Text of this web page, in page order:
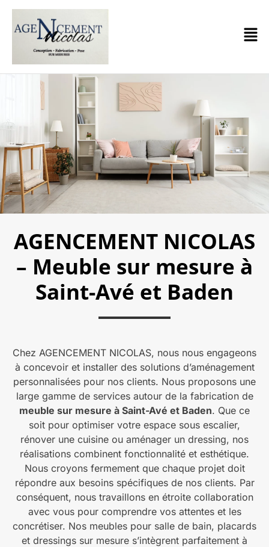
AGENCEMENT NICOLAS
– Meuble sur mesure à
Saint-Avé et Baden
Chez AGENCEMENT NICOLAS, nous nous engageons
à concevoir et installer des solutions d’aménagement
personnalisées pour nos clients. Nous proposons une
large gamme de services autour de la fabrication de
meuble sur mesure à Saint-Avé et Baden. Que ce
soit pour optimiser votre espace sous escalier,
rénover une cuisine ou aménager un dressing, nos
réalisations combinent fonctionnalité et esthétique.
Nous croyons fermement que chaque projet doit
répondre aux besoins spécifiques de nos clients. Par
conséquent, nous travaillons en étroite collaboration
avec vous pour comprendre vos attentes et les
concrétiser. Nos meubles pour salle de bain, placards
et dressings sur mesure s’intègrent parfaitement à